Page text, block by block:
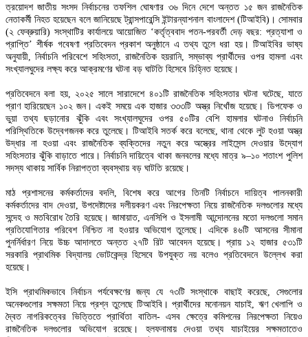
ত্রয়োদশ জাতীয় সংসদ নির্বাচনের তফশিল ঘোষণার ৩৬ দিনে দেশে অন্তত ১৫ জন রাজনৈতিক
নেতাকর্মী নিহত হয়েছেন বলে জানিয়েছে ট্রান্সপারেন্সি ইন্টারন্যাশনাল বাংলাদেশ (টিআইবি)। সোমবার
(২ ফেব্রুয়ারি) সংস্থাটির কার্যালয়ে আয়োজিত ‘কর্তৃত্ববাদ পতন-পরবর্তী দেড় বছর: প্রত্যাশা ও
প্রাপ্তি’ শীর্ষক গবেষণা প্রতিবেদন প্রকাশ অনুষ্ঠানে এ তথ্য তুলে ধরা হয়। টিআইবির ভাষ্য
অনুযায়ী, নির্বাচনি পরিবেশে সহিংসতা, রাজনৈতিক হয়রানি, সম্ভাব্য প্রার্থীদের ওপর হামলা এবং
সংখ্যালঘুদের লক্ষ্য করে আক্রমণের ঘটনা বড় ঘাটতি হিসেবে চিহ্নিত হয়েছে।
প্রতিবেদনে বলা হয়, ২০২৫ সালে সারাদেশে ৪০১টি রাজনৈতিক সহিংসতার ঘটনা ঘটেছে, যাতে
প্রাণ হারিয়েছেন ১০২ জন। একই সময়ে এক হাজার ৩৩৩টি অস্ত্র নিখোঁজ হয়েছে। ডিপফেক ও
ভুয়া তথ্য ছড়ানোর ঝুঁকি এবং সংখ্যালঘুদের ওপর ৫০টির বেশি হামলার ঘটনাও নির্বাচনি
পরিস্থিতিকে উদ্বেগজনক করে তুলেছে। টিআইবি সতর্ক করে বলেছে, থানা থেকে লুট হওয়া অস্ত্র
উদ্ধার না হওয়া এবং রাজনৈতিক ব্যক্তিদের নতুন করে অস্ত্রের লাইসেন্স দেওয়ার উদ্যোগ
সহিংসতার ঝুঁকি বাড়াতে পারে। নির্বাচনি দায়িত্বে থাকা জনবলের মধ্যে মাত্র ৯–১০ শতাংশ পুলিশ
সদস্য থাকায় সার্বিক নিরাপত্তা ব্যবস্থায় বড় ঘাটতি রয়েছে।
মাঠ প্রশাসনের কর্মকর্তাদের বদলি, বিশেষ করে আগের তিনটি নির্বাচনে দায়িত্ব পালনকারী
কর্মকর্তাদের বাদ দেওয়া, উপদেষ্টাদের দলীয়করণ এবং নিরপেক্ষতা নিয়ে রাজনৈতিক দলগুলোর মধ্যে
সন্দেহ ও মতবিরোধ তৈরি হয়েছে। জামায়াত, এনসিপি ও ইসলামী আন্দোলনের মতো দলগুলো সমান
প্রতিযোগিতার পরিবেশ নিশ্চিত না হওয়ার অভিযোগ তুলেছে। এদিকে ৪৬টি আসনের সীমানা
পুনর্নির্ধারণ নিয়ে উচ্চ আদালতে অন্তত ২৭টি রিট আবেদন হয়েছে। প্রায় ১২ হাজার ৫৩১টি
সরকারি প্রাথমিক বিদ্যালয় ভোটকেন্দ্র হিসেবে উপযুক্ত নয় বলেও প্রতিবেদনে উল্লেখ করা
হয়েছে।
ইসি প্রাথমিকভাবে নির্বাচন পর্যবেক্ষণের জন্য যে ৭৩টি সংস্থাকে বাছাই করেছে, সেগুলোর
অনেকগুলোর সক্ষমতা নিয়ে প্রশ্ন তুলেছে টিআইবি। প্রার্থীদের মনোনয়ন যাচাই, ঋণ খেলাপি ও
দ্বৈত নাগরিকত্বের ভিত্তিতে প্রার্থিতা বাতিল- এসব ক্ষেত্রে কমিশনের নিরপেক্ষতা নিয়েও
রাজনৈতিক দলগুলোর অভিযোগ রয়েছে। হলফনামায় দেওয়া তথ্য যাচাইয়ের সক্ষমতাতেও